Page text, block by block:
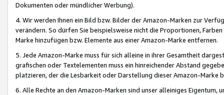
Dokumenten oder mündlicher Werbung).
4. Wir werden Ihnen ein Bild bzw. Bilder der Amazon-Marken zur
verändern. So dürfen Sie beispielsweise nicht die Proportionen,
Marke hinzufügen bzw. Elemente aus einer Amazon-Marke entfernen.
5. Jede Amazon-Marke muss für sich alleine in ihrer Gesamtheit
grafischen oder Textelementen muss ein hinreichender Abstand
platzieren, der die Lesbarkeit oder Darstellung dieser Amazon-Marke
6. Alle Rechte an den Amazon-Marken sind unser alleiniges